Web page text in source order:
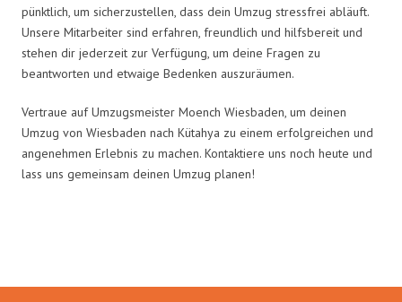
pünktlich, um sicherzustellen, dass dein Umzug stressfrei abläuft.
Unsere Mitarbeiter sind erfahren, freundlich und hilfsbereit und
stehen dir jederzeit zur Verfügung, um deine Fragen zu
beantworten und etwaige Bedenken auszuräumen.
Vertraue auf Umzugsmeister Moench Wiesbaden, um deinen
Umzug von Wiesbaden nach Kütahya zu einem erfolgreichen und
angenehmen Erlebnis zu machen. Kontaktiere uns noch heute und
lass uns gemeinsam deinen Umzug planen!